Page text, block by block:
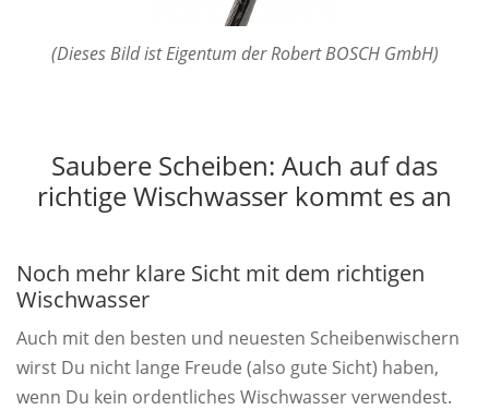
(Dieses Bild ist Eigentum der Robert BOSCH GmbH)
Saubere Scheiben: Auch auf das
richtige Wischwasser kommt es an
Noch mehr klare Sicht mit dem richtigen
Wischwasser
Auch mit den besten und neuesten Scheibenwischern
wirst Du nicht lange Freude (also gute Sicht) haben,
wenn Du kein ordentliches Wischwasser verwendest.